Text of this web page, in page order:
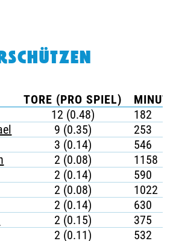
TORE (PRO SPIEL)
12 (0.48)
182
9 (0.35)
253
3 (0.14)
546
2 (0.08)
1158
2 (0.14)
590
2 (0.08)
1022
2 (0.14)
630
2 (0.15)
375
2 (0.11)
532